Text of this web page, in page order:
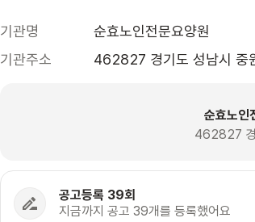
기관명
순효노인전문요양원
기관주소
462827 경기도 성남시 중
순효노인
462827 경
공고등록 39회
지금까지 공고 39개를 등록했어요